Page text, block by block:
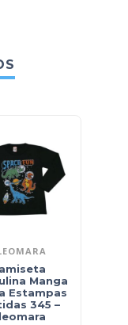
Manga
Estampas
345 –